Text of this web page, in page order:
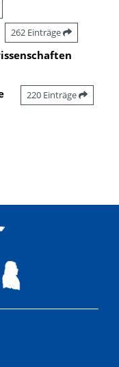
262 Einträge
220 Einträge